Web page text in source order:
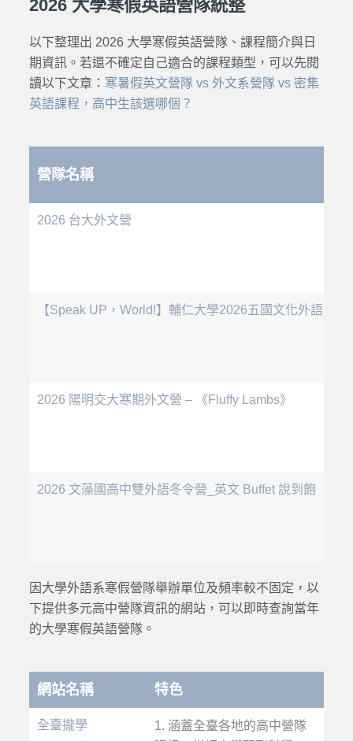
2026 大學寒假英語營隊統整
以下整理出 2026 大學寒假英語營隊、 課程簡介與日
期資訊。若還不確定自己適合的課程類型，可以先閱
讀以下文章： 寒暑假英文營隊 vs 外文系營隊 vs 密集
英語課程，高中生該選哪個？
營隊名稱
2026 台大外文營
【Speak UP，World!】輔仁大學2026五國文化外語營
2026 陽明交大寒期外文營 – 《Fluffy Lambs》
2026 文藻國高中雙外語冬令營_英文 Buffet 說到飽
因大學外語系寒假營隊舉辦單位及頻率較不固定，以
下提供多元高中營隊資訊的網站，可以即時查詢當年
的大學寒假英語營隊。
網站名稱 特色
全臺攏學
1. 涵蓋全臺各地的高中營隊